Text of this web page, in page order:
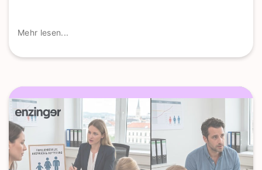
Mehr lesen...